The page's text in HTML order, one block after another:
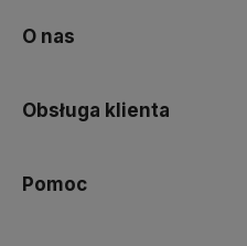
O nas
Obsługa klienta
Pomoc